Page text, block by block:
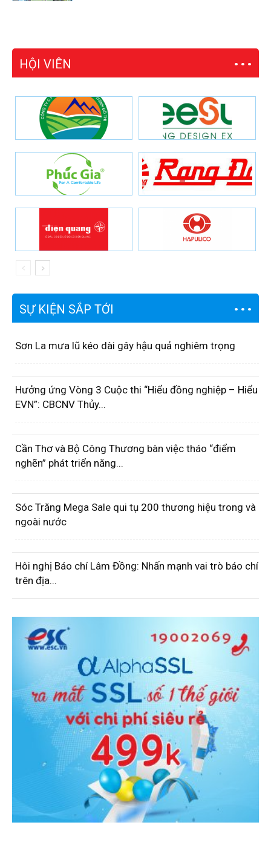
HỘI VIÊN
SỰ KIỆN SẮP TỚI
Sơn La mưa lũ kéo dài gây hậu quả nghiêm trọng
Hưởng ứng Vòng 3 Cuộc thi “Hiểu đồng nghiệp – Hiểu
EVN”: CBCNV Thủy...
Cần Thơ và Bộ Công Thương bàn việc tháo “điểm
nghẽn” phát triển năng...
Sóc Trăng Mega Sale qui tụ 200 thương hiệu trong và
ngoài nước
Hôi nghị Báo chí Lâm Đồng: Nhấn mạnh vai trò báo chí
trên địa...